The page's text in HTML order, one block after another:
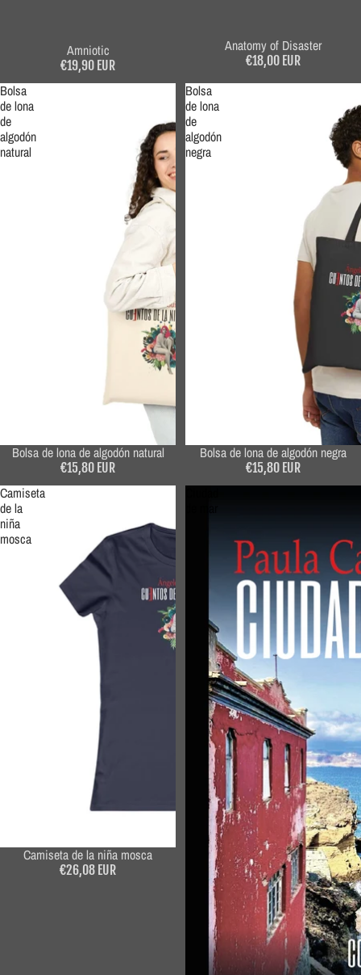
Amniotic
€19,90 EUR
Anatomy of Disaster
€18,00 EUR
Bolsa
de lona
de
algodón
natural
Bolsa de lona de algodón natural
€15,80 EUR
Bolsa
de lona
de
algodón
negra
Bolsa de lona de algodón negra
€15,80 EUR
Camiseta
de la
niña
mosca
Camiseta de la niña mosca
€26,08 EUR